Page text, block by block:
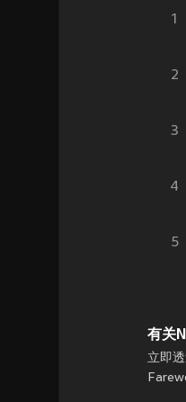
1
2
3
4
5
有关
立即